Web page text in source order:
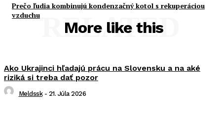
Prečo ľudia kombinujú kondenzačný kotol s rekuperáciou
vzduchu
More like this
RELATED
Ako Ukrajinci hľadajú prácu na Slovensku a na aké
riziká si treba dať pozor
Meldssk - 21. Júla 2026